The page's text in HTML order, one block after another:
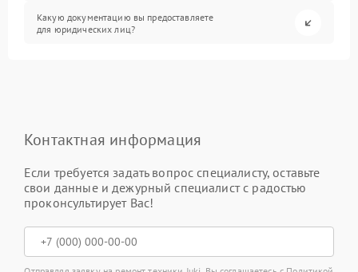
Какую документацию вы предоставляете
для юридических лиц?
Контактная информация
Если требуется задать вопрос специалисту, оставьте
свои данные и дежурный специалист с радостью
проконсультирует Вас!